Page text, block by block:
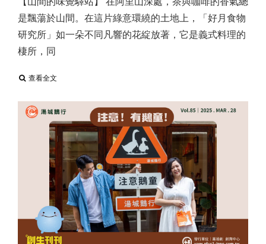
是飄蕩於山間。在這片綠意環繞的土地上，「好月食物
研究所」如一朵不同凡響的花綻放著，它是義式料理的
棲所，同
查看全文